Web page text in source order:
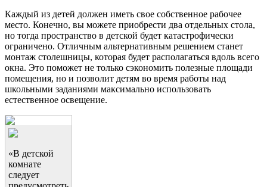
Каждый из детей должен иметь свое собственное рабочее
место. Конечно, вы можете приобрести два отдельных стола,
но тогда пространство в детской будет катастрофически
ограничено. Отличным альтернативным решением станет
монтаж столешницы, которая будет располагаться вдоль всего
окна. Это поможет не только сэкономить полезные площади
помещения, но и позволит детям во время работы над
школьными заданиями максимально использовать
естественное освещение.
«В детской
комнате
следует